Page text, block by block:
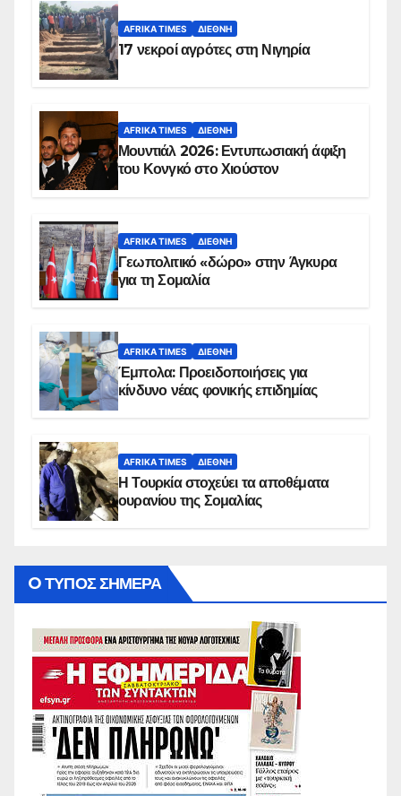
AFRIKA TIMES ΔΙΕΘΝΉ
17 νεκροί αγρότες στη Νιγηρία
AFRIKA TIMES ΔΙΕΘΝΉ
Μουντιάλ 2026: Εντυπωσιακή άφιξη
του Κονγκό στο Χιούστον
AFRIKA TIMES ΔΙΕΘΝΉ
Γεωπολιτικό «δώρο» στην Άγκυρα
για τη Σομαλία
AFRIKA TIMES ΔΙΕΘΝΉ
Έμπολα: Προειδοποιήσεις για
κίνδυνο νέας φονικής επιδημίας
AFRIKA TIMES ΔΙΕΘΝΉ
Η Τουρκία στοχεύει τα αποθέματα
ουρανίου της Σομαλίας
O ΤΥΠΟΣ ΣΗΜΕΡΑ